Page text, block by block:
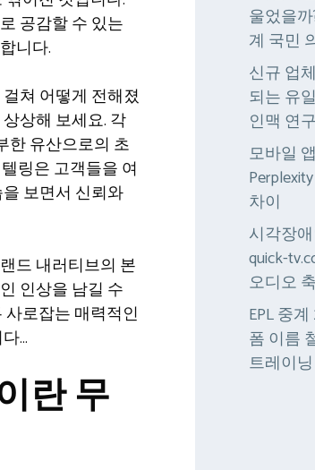
공감할 수 있는
니다.
쳐 어떻게 전해졌
상해 보세요. 각
한 유산으로의 초
링은 고객들을 여
보면서 신뢰와
드 내러티브의 본
인상을 남길 수
로잡는 매력적인
…
란 무
울었을
계 국민
신규 업
되는 유
인맥 연구
모바일
차이
시각장
quick-
오디오
EPL 중
폼 이름
트레이닝